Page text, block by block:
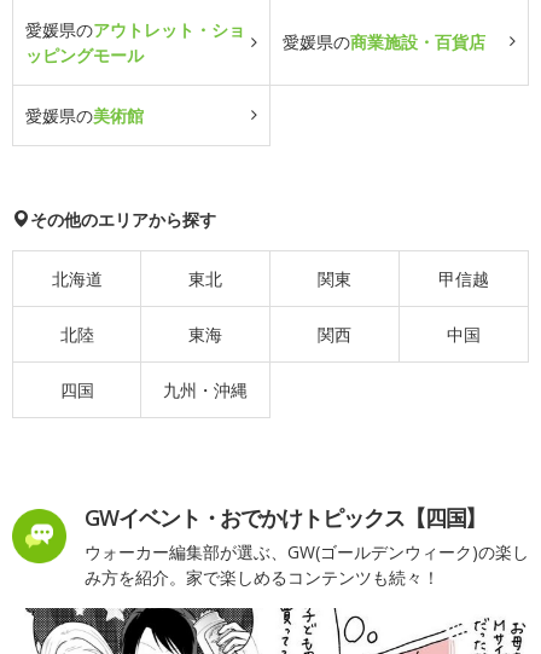
愛媛県のアウトレット・ショ
ッピングモール
愛媛県の商業施設・百貨店
愛媛県の美術館
その他のエリアから探す
北海道 東北 関東 甲信越
北陸 東海 関西 中国
四国 九州・沖縄
GWイベント・おでかけトピックス【四国】
ウォーカー編集部が選ぶ、GW(ゴールデンウィーク)の楽し
み方を紹介。家で楽しめるコンテンツも続々！